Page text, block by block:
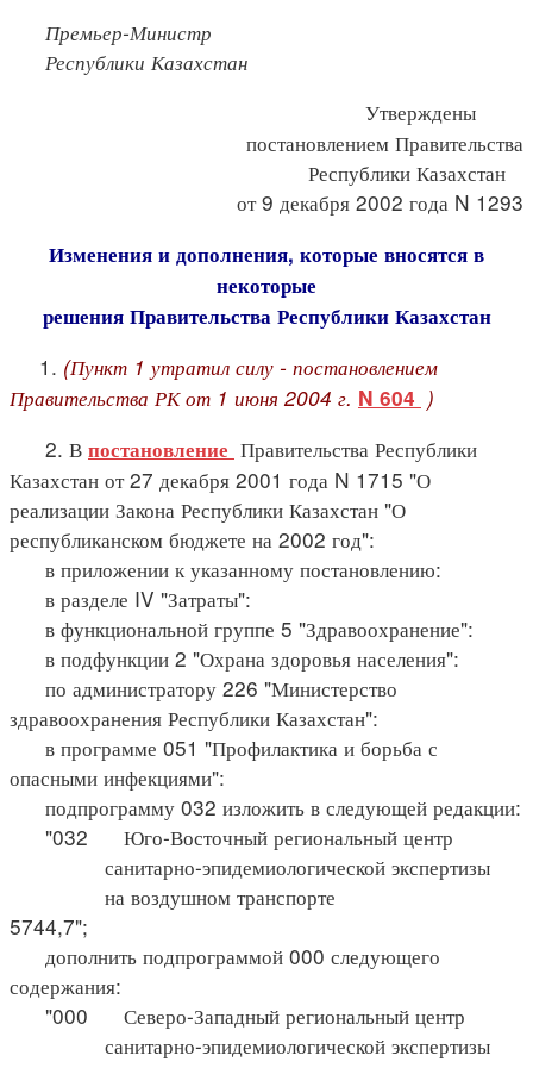
Премьер-Министр
Республики Казахстан
Утверждены
постановлением Правительства
Республики Казахстан
от 9 декабря 2002 года N 1293
Изменения и дополнения, которые вносятся в
некоторые
решения Правительства Республики Казахстан
1. (Пункт 1 утратил силу - постановлением
Правительства РК от 1 июня 2004 г. N 604 )
2. В постановление Правительства Республики
Казахстан от 27 декабря 2001 года N 1715 "О
реализации Закона Республики Казахстан "О
республиканском бюджете на 2002 год":
в приложении к указанному постановлению:
в разделе IV "Затраты":
в функциональной группе 5 "Здравоохранение":
в подфункции 2 "Охрана здоровья населения":
по администратору 226 "Министерство
здравоохранения Республики Казахстан":
в программе 051 "Профилактика и борьба с
опасными инфекциями":
подпрограмму 032 изложить в следующей редакции:
"032 Юго-Восточный региональный центр
санитарно-эпидемиологической экспертизы
на воздушном транспорте
5744,7";
дополнить подпрограммой 000 следующего
содержания:
"000 Северо-Западный региональный центр
санитарно-эпидемиологической экспертизы